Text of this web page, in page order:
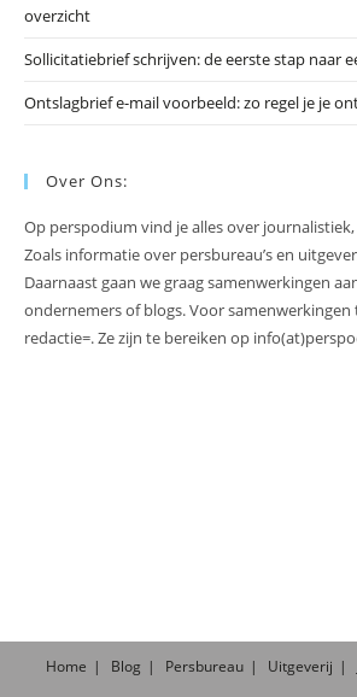
overzicht
Sollicitatiebrief schrijven: de eerste stap naar
Ontslagbrief e-mail voorbeeld: zo regel je je
Over Ons:
Op perspodium vind je alles over
Zoals informatie over persbureau’s en
Daarnaast gaan we graag samenwerkingen
ondernemers of blogs. Voor samenwerkingen
redactie=. Ze zijn te bereiken op
Home Blog Persbureau Uitgeverij